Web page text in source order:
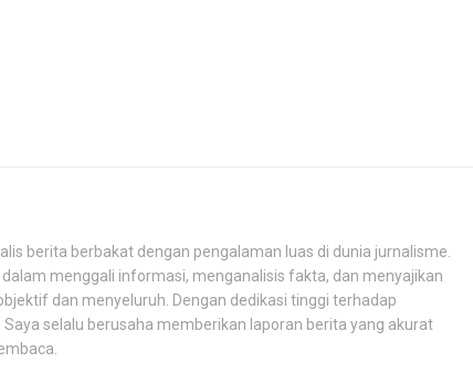
berita berbakat dengan pengalaman luas di dunia jurnalisme.
menggali informasi, menganalisis fakta, dan menyajikan
dan menyeluruh. Dengan dedikasi tinggi terhadap
selalu berusaha memberikan laporan berita yang akurat